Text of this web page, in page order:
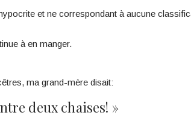
et ne correspondant à aucune
à en manger.
ma grand-mère disait:
deux chaises! »